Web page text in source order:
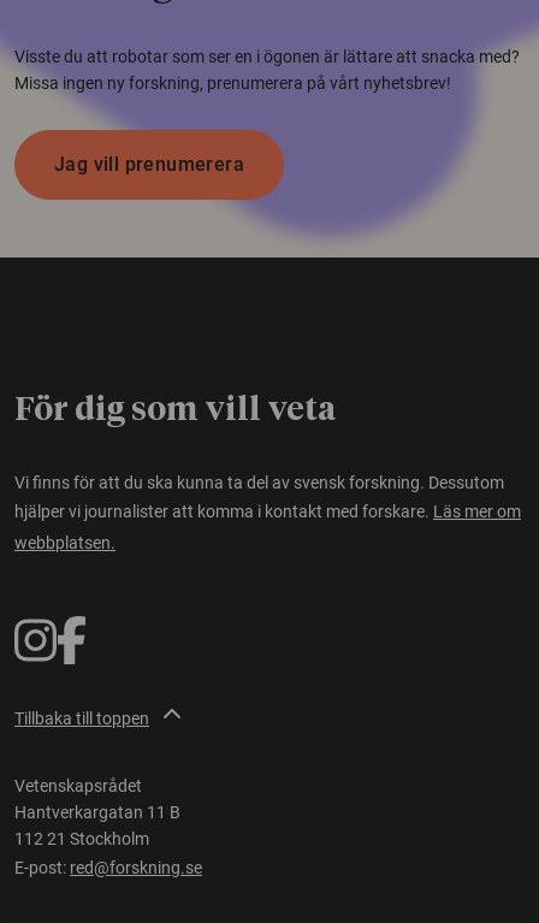
Visste du att robotar som ser en i ögonen är lättare att snacka med?
Missa ingen ny forskning, prenumerera på vårt nyhetsbrev!
Jag vill prenumerera
För dig som vill veta
Vi finns för att du ska kunna ta del av svensk forskning. Dessutom
hjälper vi journalister att komma i kontakt med forskare. Läs mer om
webbplatsen.
Tillbaka till toppen
Vetenskapsrådet
Hantverkargatan 11 B
112 21 Stockholm
E-post: red@forskning.se